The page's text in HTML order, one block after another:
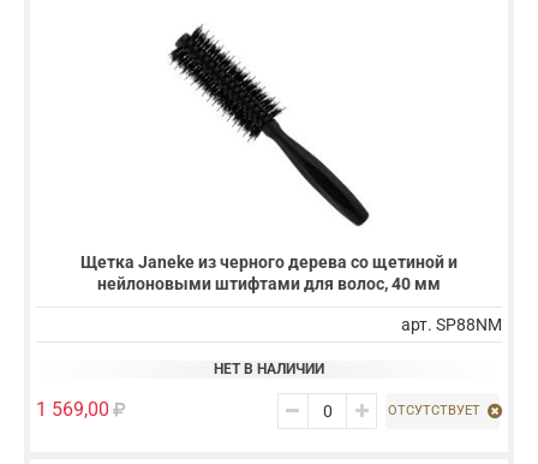
Щетка Janeke из черного дерева со щетиной и
нейлоновыми штифтами для волос, 40 мм
арт. SP88NM
НЕТ В НАЛИЧИИ
1 569,00 ОТСУТСТВУЕТ